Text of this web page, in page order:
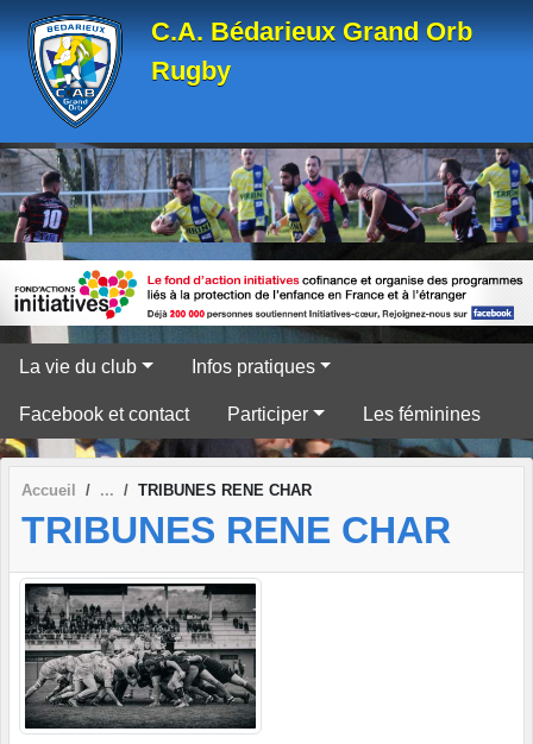
C.A. Bédarieux Grand Orb
Rugby
La vie du club Infos pratiques
Facebook et contact Participer Les féminines
Accueil TRIBUNES RENE CHAR
TRIBUNES RENE CHAR
Panneau de gestion des cookies